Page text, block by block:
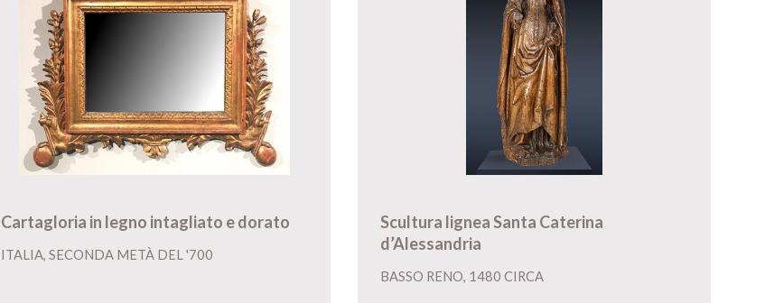
Cartagloria in legno intagliato e dorato
ITALIA, SECONDA METÀ DEL '700
Scultura lignea Santa Caterina
d’Alessandria
BASSO RENO, 1480 CIRCA